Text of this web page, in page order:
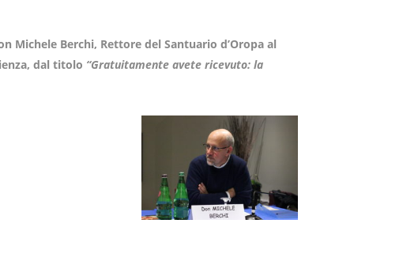
Michele Berchi, Rettore del Santuario d’Oropa al
dal titolo “Gratuitamente avete ricevuto: la